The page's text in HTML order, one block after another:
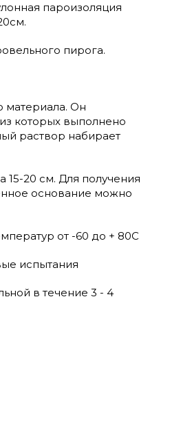
пароизоляция
пирога.
материала. Он
которых выполнено
раствор набирает
20 см. Для получения
основание можно
от -60 до + 80С
испытания
в течение 3 - 4